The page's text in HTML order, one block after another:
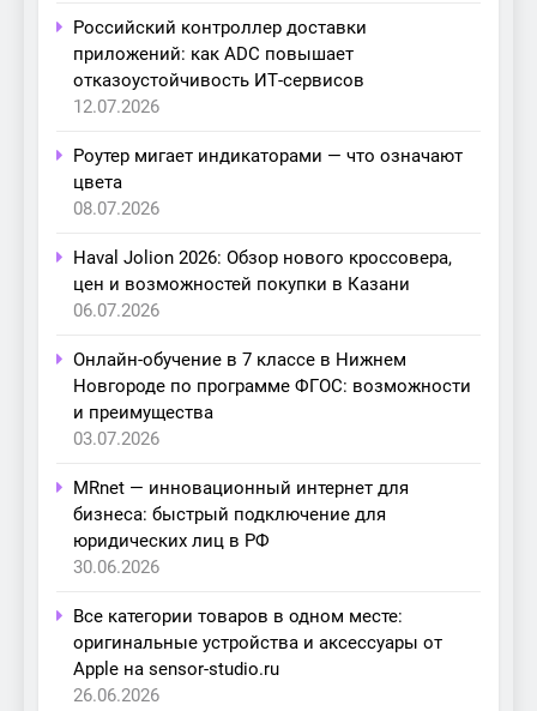
Российский контроллер доставки
приложений: как ADC повышает
отказоустойчивость ИТ-сервисов
12.07.2026
Роутер мигает индикаторами — что означают
цвета
08.07.2026
Haval Jolion 2026: Обзор нового кроссовера,
цен и возможностей покупки в Казани
06.07.2026
Онлайн-обучение в 7 классе в Нижнем
Новгороде по программе ФГОС: возможности
и преимущества
03.07.2026
MRnet — инновационный интернет для
бизнеса: быстрый подключение для
юридических лиц в РФ
30.06.2026
Все категории товаров в одном месте:
оригинальные устройства и аксессуары от
Apple на sensor-studio.ru
26.06.2026